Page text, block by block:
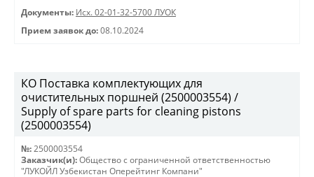
Документы: Исх. 02-01-32-5700 ЛУОК
Прием заявок до: 08.10.2024
КО Поставка комплектующих для
очистительных поршней (2500003554) /
Supply of spare parts for cleaning pistons
(2500003554)
№: 2500003554
Заказчик(и): Общество с ограниченной ответственностью
"ЛУКОЙЛ Узбекистан Оперейтинг Компани"